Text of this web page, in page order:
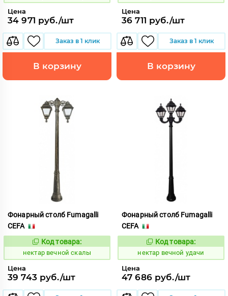
Цена
34 971 руб./шт
Заказ в 1 клик
В корзину
Цена
36 711 руб./шт
Заказ в 1 клик
В корзину
Фонарный столб Fumagalli
CEFA
Код:
1126716
Код товара:
нектар вечной скалы
Цена
39 743 руб./шт
Фонарный столб Fumagalli
CEFA
Код:
1126735
Код товара:
нектар вечной удачи
Цена
47 686 руб./шт